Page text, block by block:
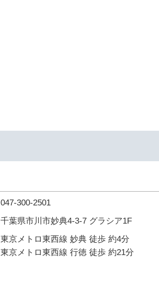
047-300-2501
千葉県市川市妙典4-3-7 グラシア1F
東京メトロ東西線 妙典 徒歩 約4分
東京メトロ東西線 行徳 徒歩 約21分